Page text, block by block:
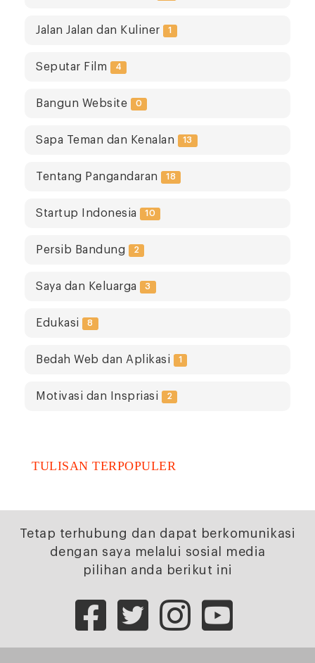
Jalan Jalan dan Kuliner 1
Seputar Film 4
Bangun Website 0
Sapa Teman dan Kenalan 13
Tentang Pangandaran 18
Startup Indonesia 10
Persib Bandung 2
Saya dan Keluarga 3
Edukasi 8
Bedah Web dan Aplikasi 1
Motivasi dan Inspriasi 2
TULISAN TERPOPULER
Tetap terhubung dan dapat berkomunikasi
dengan saya melalui sosial media
pilihan anda berikut ini